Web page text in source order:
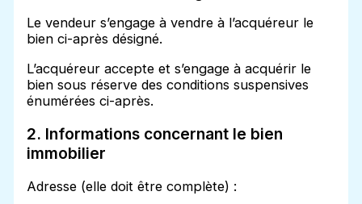
Le vendeur s’engage à vendre à l’acquéreur le
bien ci-après désigné.
L’acquéreur accepte et s’engage à acquérir le
bien sous réserve des conditions suspensives
énumérées ci-après.
2. Informations concernant le bien
immobilier
Adresse (elle doit être complète) :